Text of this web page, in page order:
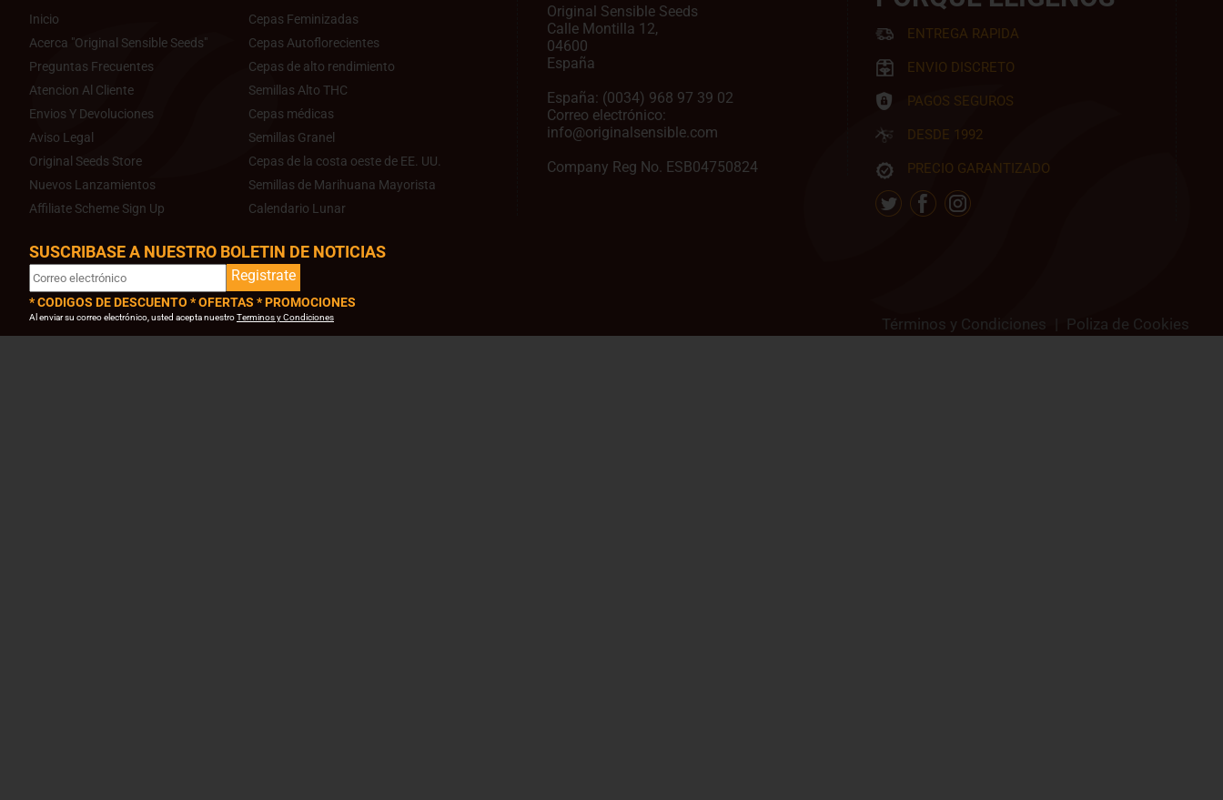
Inicio
Acerca "Original Sensible Seeds"
Preguntas Frecuentes
Atencion Al Cliente
Envios Y Devoluciones
Aviso Legal
Original Seeds Store
Nuevos Lanzamientos
Affiliate Scheme Sign Up
Cepas Feminizadas
Cepas Autoflorecientes
Cepas de alto rendimiento
Semillas Alto THC
Cepas médicas
Semillas Granel
Cepas de la costa oeste de EE. UU.
Semillas de Marihuana Mayorista
Calendario Lunar
Original Sensible Seeds
Calle Montilla 12,
04600
España
España: (0034) 968 97 39 02
Correo electrónico:
info@originalsensible.com
Company Reg No. ESB04750824
ENTREGA RAPIDA
ENVIO DISCRETO
PAGOS SEGUROS
DESDE 1992
PRECIO GARANTIZADO
SUSCRIBASE A NUESTRO BOLETIN DE NOTICIAS
Registrate
* CODIGOS DE DESCUENTO * OFERTAS * PROMOCIONES
Al enviar su correo electrónico, usted acepta nuestroTerminos y Condiciones Términos y Condiciones Poliza de Cookies